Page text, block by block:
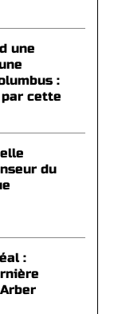
une
:
cette
du
: